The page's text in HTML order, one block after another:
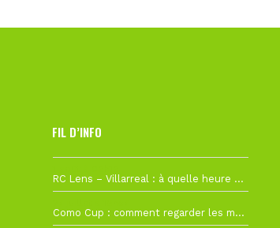
FIL D’INFO
RC Lens – Villarreal : à quelle heure et sur quelle chaîne voir la finale de la Como Cup ?
Como Cup : comment regarder les matchs du RC Lens en direct ?